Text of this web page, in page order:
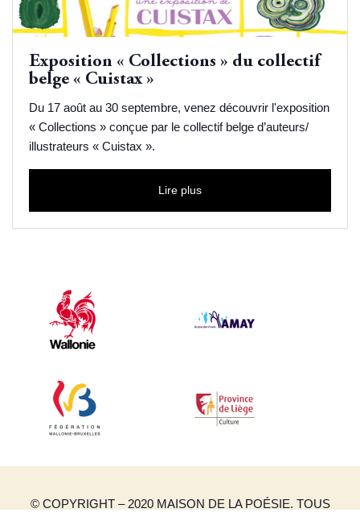
Exposition « Collections » du collectif
belge « Cuistax »
Du 17 août au 30 septembre, venez découvrir l'exposition
« Collections » conçue par le collectif belge d’auteurs/
illustrateurs « Cuistax ».
Lire plus
© COPYRIGHT – 2020 MAISON DE LA POÉSIE. TOUS